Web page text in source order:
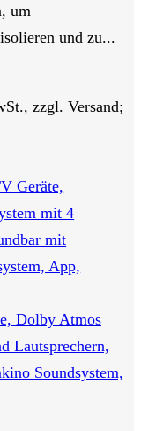
um
und zu...
zzgl. Versand;
Dolby Atmos
Lautsprechern,
Soundsystem,